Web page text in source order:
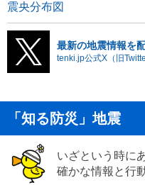
震央分布図
最新の地震情報を
tenki.jp公式X（旧
「知る防災」地震
いざという時に
確かな情報と行